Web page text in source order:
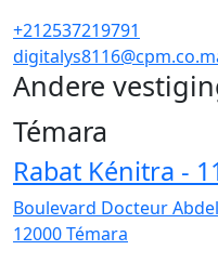
+212537219791
Andere
Témara
Rabat Kénitra -
Boulevard Docteur
12000Témara